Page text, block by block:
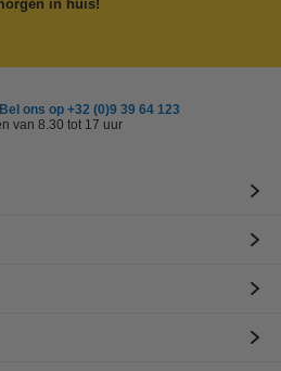
in huis!
ons op +32 (0)9 39 64 123
van 8.30 tot 17 uur